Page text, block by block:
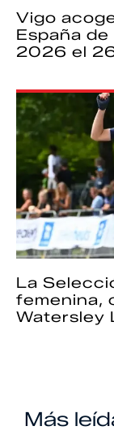
Vigo
España
2026 el
La
femenina,
Watersley
Más